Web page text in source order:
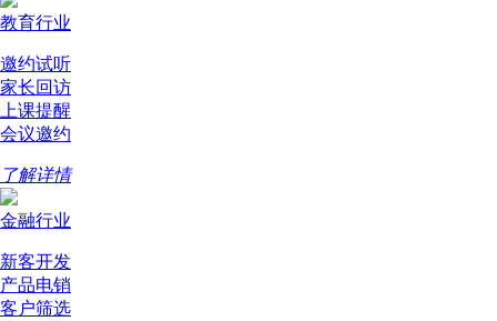
教育行业
邀约试听
家长回访
上课提醒
会议邀约
了解详情
金融行业
新客开发
产品电销
客户筛选